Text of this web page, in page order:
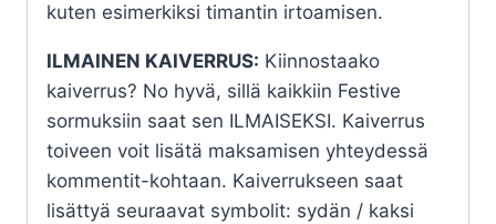
kuten esimerkiksi timantin irtoamisen.
ILMAINEN KAIVERRUS: Kiinnostaako
kaiverrus? No hyvä, sillä kaikkiin Festive
sormuksiin saat sen ILMAISEKSI. Kaiverrus
toiveen voit lisätä maksamisen yhteydessä
kommentit-kohtaan. Kaiverrukseen saat
lisättyä seuraavat symbolit: sydän / kaksi